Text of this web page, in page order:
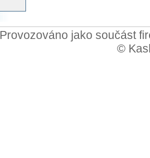
Provozováno jako součást
©